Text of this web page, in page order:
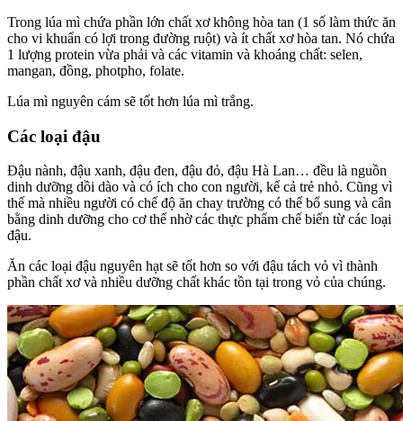
Trong lúa mì chứa phần lớn chất xơ không hòa tan (1 số làm thức ăn
cho vi khuẩn có lợi trong đường ruột) và ít chất xơ hòa tan. Nó chứa
1 lượng protein vừa phải và các vitamin và khoáng chất: selen,
mangan, đồng, photpho, folate.
Lúa mì nguyên cám sẽ tốt hơn lúa mì trắng.
Các loại đậu
Đậu nành, đậu xanh, đậu đen, đậu đỏ, đậu Hà Lan… đều là nguồn
dinh dưỡng dồi dào và có ích cho con người, kể cả trẻ nhỏ. Cũng vì
thế mà nhiều người có chế độ ăn chay trường có thể bổ sung và cân
bằng dinh dưỡng cho cơ thể nhờ các thực phẩm chế biến từ các loại
đậu.
Ăn các loại đậu nguyên hạt sẽ tốt hơn so với đậu tách vỏ vì thành
phần chất xơ và nhiều dưỡng chất khác tồn tại trong vỏ của chúng.